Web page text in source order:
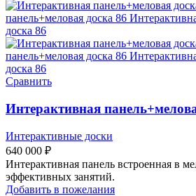
Сравнить
Интерактивная
Интерактивные доски
640 000 ₽
Интерактивная панель встроенная в
эффективных занятий.
Добавить в пожелания